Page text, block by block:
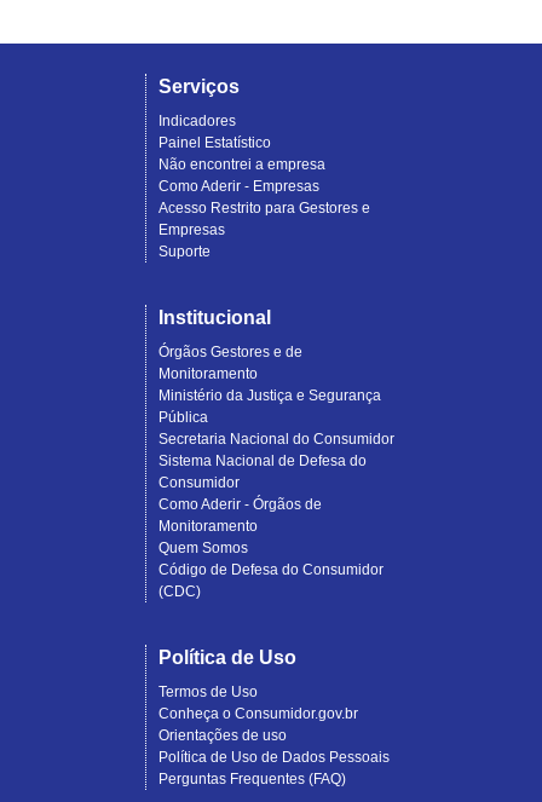
Serviços
Indicadores
Painel Estatístico
Não encontrei a empresa
Como Aderir - Empresas
Acesso Restrito para Gestores e
Empresas
Suporte
Institucional
Órgãos Gestores e de
Monitoramento
Ministério da Justiça e Segurança
Pública
Secretaria Nacional do Consumidor
Sistema Nacional de Defesa do
Consumidor
Como Aderir - Órgãos de
Monitoramento
Quem Somos
Código de Defesa do Consumidor
(CDC)
Política de Uso
Termos de Uso
Conheça o Consumidor.gov.br
Orientações de uso
Política de Uso de Dados Pessoais
Perguntas Frequentes (FAQ)